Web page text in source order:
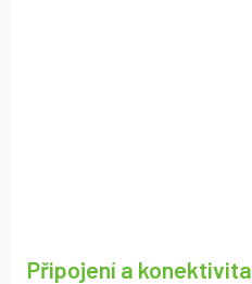
Připojení a konektivita